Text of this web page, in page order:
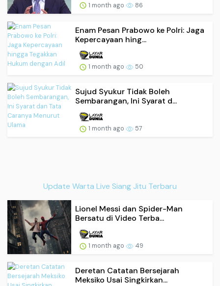
1 month ago 86
Enam Pesan Prabowo ke Polri: Jaga
Kepercayaan hing...
1 month ago 50
Sujud Syukur Tidak Boleh
Sembarangan, Ini Syarat d...
1 month ago 57
Update Warta Live Siang Jitu Terbaru
Lionel Messi dan Spider-Man
Bersatu di Video Terba...
1 month ago 49
Deretan Catatan Bersejarah
Meksiko Usai Singkirkan...